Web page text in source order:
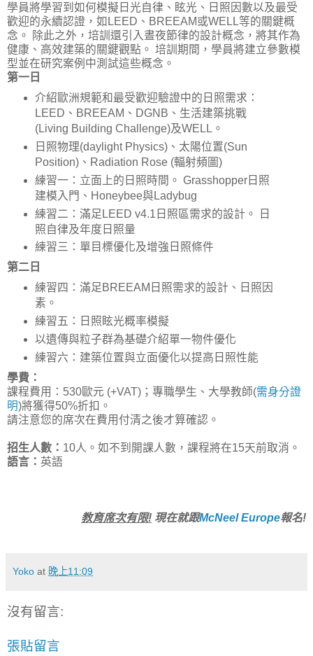
學員將學習到如何模擬日光自律、眩光、日照因數以及最受
歡迎的永續認證，如LEED、BREEAM或WELL等的關鍵概
念。 除此之外，培訓還引入晝夜節律的設計概念，將其作為
健康、高效建築的關鍵觀點。 培訓期間，學員將建立參數模
型並在研究案例中測試這些概念。
第一日
介紹歐洲規範和最受歡迎驗證中的日照需求：
LEED、BREEAM、DGNB、生活建築挑戰
(Living Building Challenge)及WELL。
日照物理(daylight Physics)、太陽位置(Sun
Position)、Radiation Rose (輻射頻圖)
練習一：立面上的日照時間。 Grasshopper日照
建模入門、Honeybee與Ladybug
練習二：滿足LEED v4.1日照區需求的設計。 日
照自律及年度日照量
練習三：單目標優化及增強日照條件
第二日
練習四：滿足BREEAM日照需求的設計、日照因
素。
練習五：日照眩光概率模擬
以遺傳與粒子群為基礎介紹單一物件優化
練習六：建築位置與立面優化以提高日照性能
學費：
課程費用：530歐元 (+VAT)；專職學生、大學教師(需身分證
明)將獲得50%折扣。
請注意您的席次在費用付清之後才算確認。
招生人數： 10人。如不到開課人數，課程將在15天前取消。
語言： 英語
教育席次有限! 現在就跟McNeel Europe報名!
Yoko at 晚上11:09
沒有留言:
張貼留言